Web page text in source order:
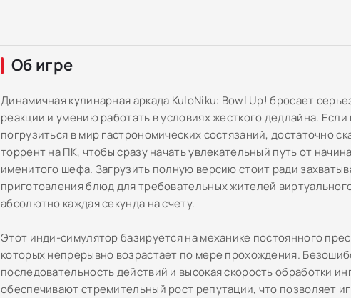
Об игре
Динамичная кулинарная аркада KuloNiku: Bowl Up! бросает
реакции и умению работать в условиях жесткого дедлайна. Если
погрузиться в мир гастрономических состязаний, достаточно
торрент на ПК, чтобы сразу начать увлекательный путь от
именитого шефа. Загрузить полную версию стоит ради
приготовления блюд для требовательных жителей
абсолютно каждая секунда на счету.
Этот инди-симулятор базируется на механике постоянного
которых непрерывно возрастает по мере прохождения.
последовательность действий и высокая скорость обработки
обеспечивают стремительный рост репутации, что позволяет